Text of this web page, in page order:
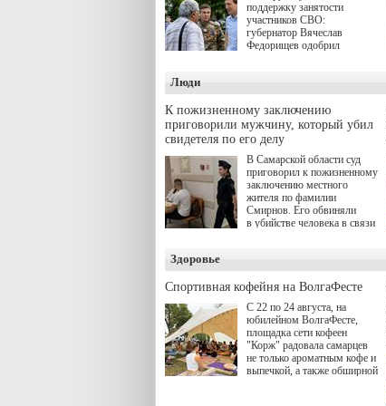
поддержку занятости
участников СВО:
губернатор Вячеслав
Федорищев одобрил
Живайкина, направленные
на трудоустройство и более
спокойную адаптацию к
мирной жизни.
Люди
К пожизненному заключению
приговорили мужчину, который убил
свидетеля по его делу
В Самарской области суд
приговорил к пожизненному
заключению местного
жителя по фамилии
Смирнов. Его обвиняли
в убийстве человека в связи
Здоровье
Спортивная кофейня на ВолгаФесте
С 22 по 24 августа, на
юбилейном ВолгаФесте,
площадка сети кофеен
"Корж" радовала самарцев
не только ароматным кофе и
выпечкой, а также обширной